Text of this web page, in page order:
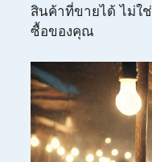
สินค้าที่ขายได้ ไม่ใ
ซื้อของคุณ